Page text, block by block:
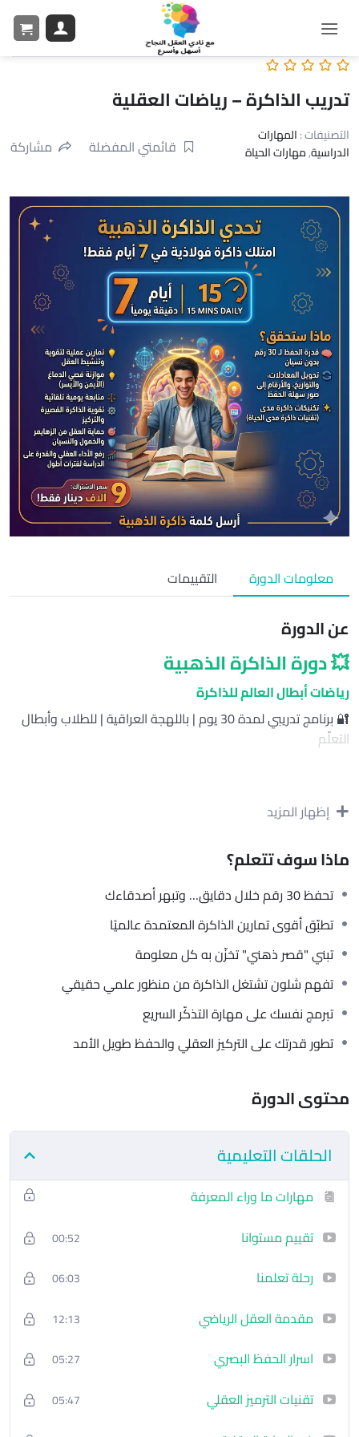
تدريب الذاكرة – رياضات العقلية
التصنيفات :المهارات
الدراسية,مهارات الحياة قائمتي المفضلة مشاركة
معلومات الدورة التقييمات
عن الدورة
💥 دورة الذاكرة الذهبية
رياضات أبطال العالم للذاكرة
🔐 برنامج تدريبي لمدة 30 يوم | باللهجة العراقية | للطلاب وأبطال
التعلّم
هل تحس إنك تنسى بسرعة؟
تحس عقلك مزدحم وما تقدر تركز؟
هاي الدورة مو دورة تقليدية…
بطولة دماغية
راح تدخّل عقلك في تدريب مثل أبطال العالم
بالحفظ،
بأسلوب ممتع، علمي، وبسيط!
خلال 30 يوم فقط…
راح تتعلم شلون تحفظ أرقام، كلمات، قوائم، تواريخ، وأي معلومة
تريدها بطريقة ما تنمسى أبدًا!
تحفظ 30 رقم خلال دقايق… وتبهر أصدقاءك
تطبّق أقوى تمارين الذاكرة المعتمدة عالميًا
تبني “قصر ذهني” تخزّن به كل معلومة
تبرمج نفسك على مهارة التذكّر السريع
تطور قدرتك على التركيز العقلي والحفظ طويل الأمد
30 يوم تدريب – مقسّمة إلى جولتين (كل جولة = أسبوع تدريب +
إظهار المزيد
ماذا سوف تتعلم؟
تحفظ 30 رقم خلال دقايق… وتبهر أصدقاءك
تطبّق أقوى تمارين الذاكرة المعتمدة عالميًا
تبني "قصر ذهني" تخزّن به كل معلومة
تفهم شلون تشتغل الذاكرة من منظور علمي حقيقي
تبرمج نفسك على مهارة التذكّر السريع
تطور قدرتك على التركيز العقلي والحفظ طويل الأمد
محتوى الدورة
الحلقات التعليمية
مهارات ما وراء المعرفة
تقييم مستوانا
00:52
رحلة تعلمنا 06:03
مقدمة العقل الرياضي 12:13
اسرار الحفظ البصري 05:27
تقنيات الترميز العقلي 05:47